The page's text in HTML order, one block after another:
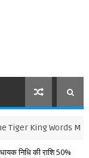
Words Meaning
निधि की राशि 50%